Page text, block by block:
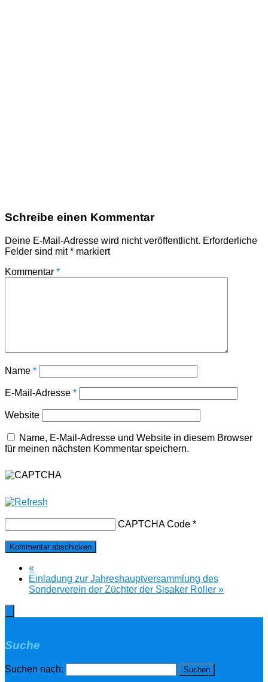
Schreibe einen Kommentar
Deine E-Mail-Adresse wird nicht veröffentlicht. Erforderliche
Felder sind mit* markiert
Kommentar *
Name *
E-Mail-Adresse *
Website
Name, E-Mail-Adresse und Website in diesem Browser
für meinen nächsten Kommentar speichern.
CAPTCHA Code *
«
Einladung zur Jahreshauptversammlung des
Sonderverein der Züchter der Sisaker Roller »
Suche
Suchen nach: